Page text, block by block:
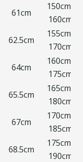
61cm
150cm-
160cm
62.5cm
155cm-
170cm
64cm
160cm-
175cm
65.5cm
165cm-
180cm
67cm
170cm-
185cm
68.5cm
175cm-
190cm